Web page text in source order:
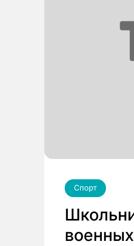
Спорт